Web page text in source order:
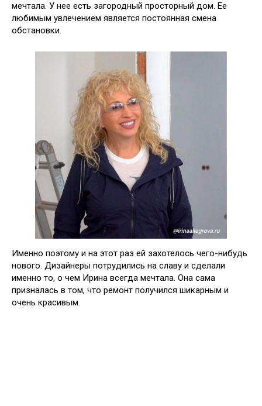
мечтала. У нее есть загородный просторный дом. Ее
любимым увлечением является постоянная смена
обстановки.
Именно поэтому и на этот раз ей захотелось чего-нибудь
нового. Дизайнеры потрудились на славу и сделали
именно то, о чем Ирина всегда мечтала. Она сама
призналась в том, что ремонт получился шикарным и
очень красивым.